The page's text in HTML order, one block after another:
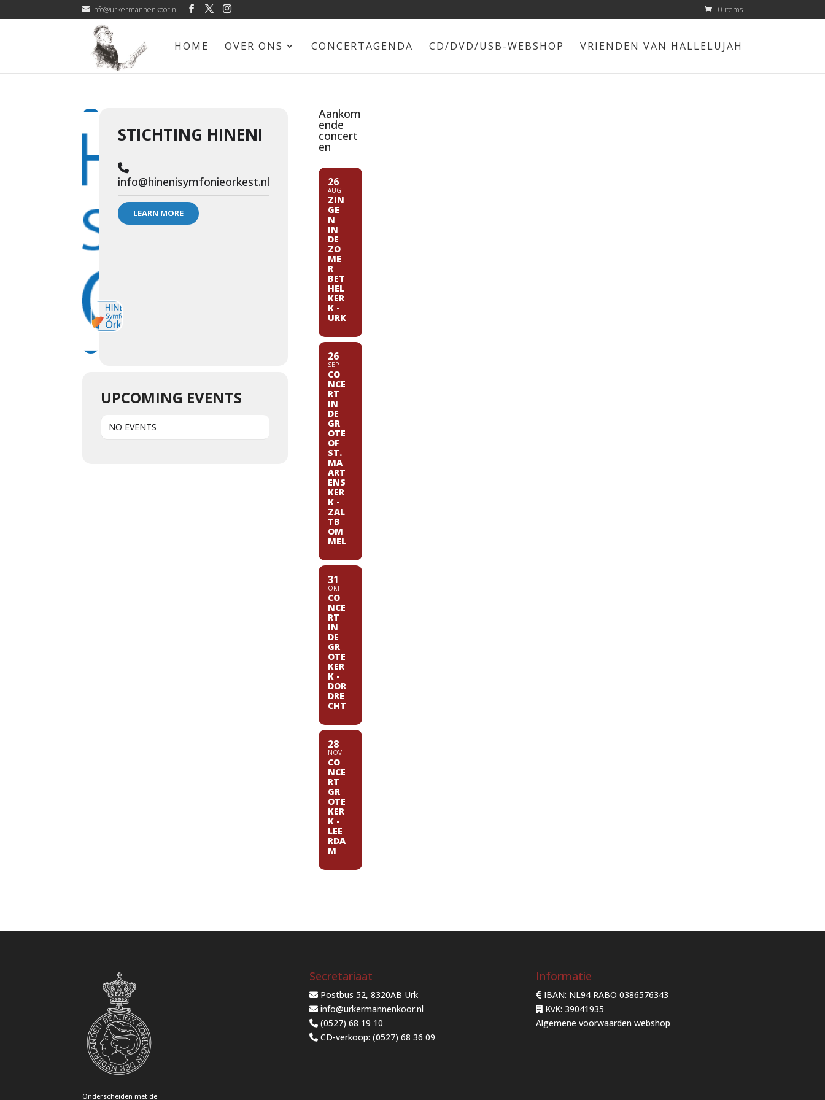
info@urkermannenkoor.nl 0 items
HOME OVER ONS CONCERTAGENDA CD/DVD/USB-WEBSHOP VRIENDEN VAN HALLELUJAH
STICHTING HINENI
info@hinenisymfonieorkest.nl
LEARN MORE
UPCOMING EVENTS
NO EVENTS
Aankom
ende
concert
en
26
AUG
ZIN
GE
N
IN
DE
ZO
ME
R
BET
HEL
KER
K -
URK
26
SEP
CO
NCE
RT
IN
DE
GR
OTE
OF
ST.
MA
ART
ENS
KER
K -
ZAL
TB
OM
MEL
31
OKT
CO
NCE
RT
IN
DE
GR
OTE
KER
K -
DOR
DRE
CHT
28
NOV
CO
NCE
RT
GR
OTE
KER
K -
LEE
RDA
M
Onderscheiden met de
Secretariaat
Postbus 52, 8320AB Urk
info@urkermannenkoor.nl
(0527) 68 19 10
CD-verkoop: (0527) 68 36 09
Informatie
IBAN: NL94 RABO 0386576343
KvK: 39041935
Algemene voorwaarden webshop